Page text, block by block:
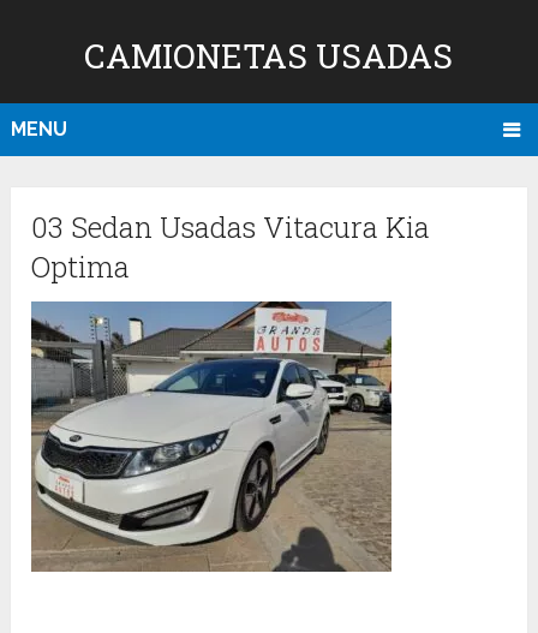
CAMIONETAS USADAS
MENU
03 Sedan Usadas Vitacura Kia
Optima